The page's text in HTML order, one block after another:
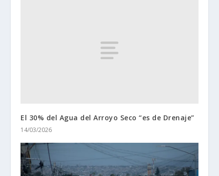
El 30% del Agua del Arroyo Seco “es de Drenaje”
14/03/2026